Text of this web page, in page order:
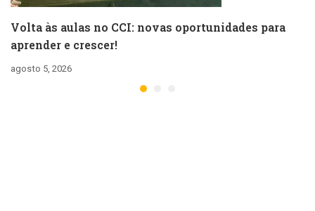
Volta às aulas no CCI: novas oportunidades para
aprender e crescer!
agosto 5, 2026